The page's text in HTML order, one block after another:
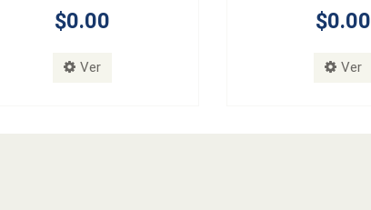
$0.00
Ver
$0.00
Ver